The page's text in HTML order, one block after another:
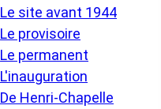
Le site avant 1944
Le provisoire
Le permanent
L'inauguration
De Henri-Chapelle